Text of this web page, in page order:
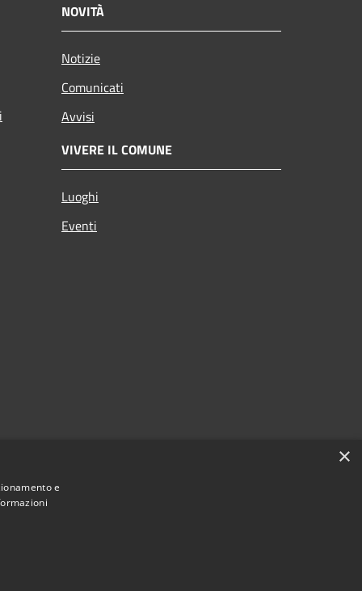
NOVITÀ
Notizie
Comunicati
Avvisi
VIVERE IL COMUNE
Luoghi
Eventi
×
e